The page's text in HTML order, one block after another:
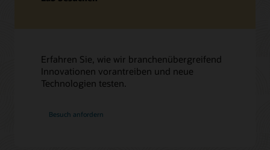
Erfahren Sie, wie wir branchenübergreifend
Innovationen vorantreiben und neue
Technologien testen.
Besuch anfordern